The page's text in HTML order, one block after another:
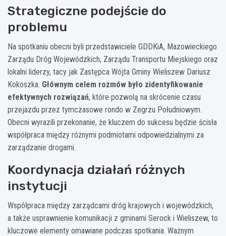
Strategiczne podejście do
problemu
Na spotkaniu obecni byli przedstawiciele GDDKiA, Mazowieckiego
Zarządu Dróg Wojewódzkich, Zarządu Transportu Miejskiego oraz
lokalni liderzy, tacy jak Zastępca Wójta Gminy Wieliszew Dariusz
Kokoszka. Głównym celem rozmów było zidentyfikowanie
efektywnych rozwiązań, które pozwolą na skrócenie czasu
przejazdu przez tymczasowe rondo w Zegrzu Południowym.
Obecni wyrazili przekonanie, że kluczem do sukcesu będzie ścisła
współpraca między różnymi podmiotami odpowiedzialnymi za
zarządzanie drogami.
Koordynacja działań różnych
instytucji
Współpraca między zarządcami dróg krajowych i wojewódzkich,
a także usprawnienie komunikacji z gminami Serock i Wieliszew, to
kluczowe elementy omawiane podczas spotkania. Ważnym